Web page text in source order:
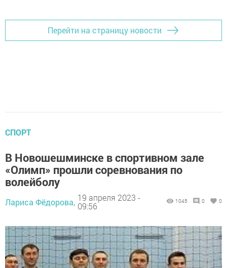
Перейти на страницу новости
СПОРТ
В Новошешминске в спортивном зале
«Олимп» прошли соревнования по
волейболу
Лариса Фёдорова, 19 апреля 2023 -
09:56
1045 0 0